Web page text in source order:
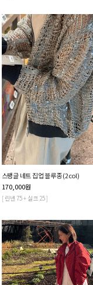
스팽글 네트 집업 블루종 (2col)
170,000원
[ 린넨 75 + 실크 25 ]